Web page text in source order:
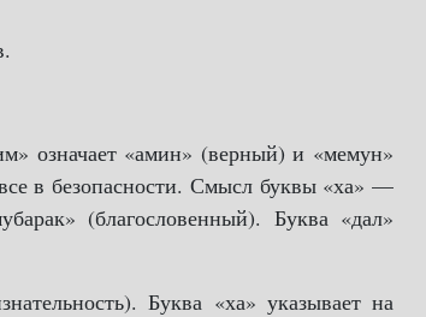
означает «амин» (верный) и «мемун»
в безопасности. Смысл буквы «ха» —
(благословенный). Буква «дал»
Буква «ха» указывает на